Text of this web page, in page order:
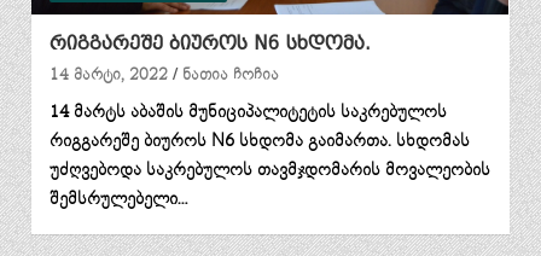
რიგგარეშე ბიუროს N6 სხდომა.
14 მარტი, 2022
ნათია ჩოჩია
14 მარტს აბაშის მუნიციპალიტეტის საკრებულოს
რიგგარეშე ბიუროს N6 სხდომა გაიმართა. სხდომას
უძღვებოდა საკრებულოს თავმჯდომარის მოვალეობის
შემსრულებელი…